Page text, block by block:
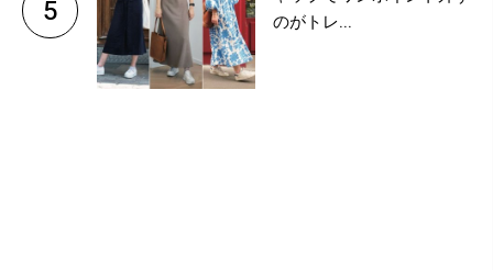
5
のがトレ...